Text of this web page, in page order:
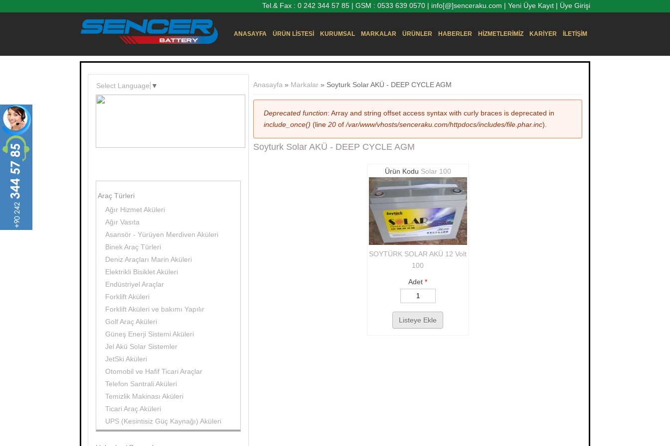
Tel.& Fax : 0 242 344 57 85 | GSM : 0533 639 0570 | info[@]senceraku.com | Yeni Üye Kayıt | Üye Girişi
ANASAYFA ÜRÜN LISTESI KURUMSAL MARKALAR ÜRÜNLER HABERLER HIZMETLERIMIZ KARIYER İLETIŞIM
Buradasınız
Anasayfa » Markalar » Soyturk Solar AKÜ - DEEP CYCLE AGM
Hata mesajı
Deprecated function: Array and string offset access syntax with curly braces is deprecated in
include_once() (line20 of/var/www/vhosts/senceraku.com/httpdocs/includes/file.phar.inc).
Soyturk Solar AKÜ - DEEP CYCLE AGM
Ürün Kodu Solar 100
SOYTÜRK SOLAR AKÜ 12 Volt
100
Adet*
Select Language ▼
Araç Türleri
Ağır Hizmet Aküleri
Ağır Vasıta
Asansör - Yürüyen Merdiven Aküleri
Binek Araç Türleri
Deniz Araçları Marin Aküleri
Elektrikli Bisiklet Aküleri
Endüstriyel Araçlar
Forklift Aküleri
Forklift Aküleri ve bakımı Yapılır
Golf Araç Aküleri
Güneş Enerji Sistemi Aküleri
Jel Akü Solar Sistemler
JetSki Aküleri
Otomobil ve Hafif Ticari Araçlar
Telefon Santrali Aküleri
Temizlik Makinası Aküleri
Ticari Araç Aküleri
UPS (Kesintisiz Güç Kaynağı) Aküleri